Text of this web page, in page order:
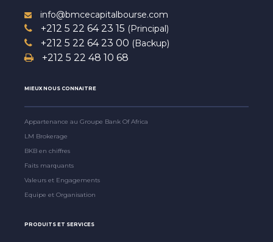
info@bmcecapitalbourse.com
+212 5 22 64 23 15 (Principal)
+212 5 22 64 23 00 (Backup)
+212 5 22 48 10 68
MIEUX NOUS CONNAITRE
Appartenance au Groupe Bank Of Africa
LM Brokerage
BKB en chiffres
Faits marquants
Valeurs et Engagements
Equipe et Organisation
PRODUITS ET SERVICES